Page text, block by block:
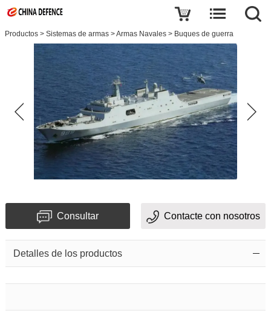
Productos > Sistemas de armas >Armas Navales > Buques de guerra
Consultar Contacte con nosotros
Detalles de los productos